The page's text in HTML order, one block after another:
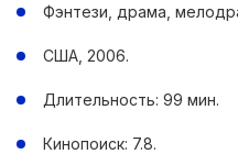
Фэнтези, драма,
США, 2006.
Длительность: 99 мин.
Кинопоиск: 7.8.